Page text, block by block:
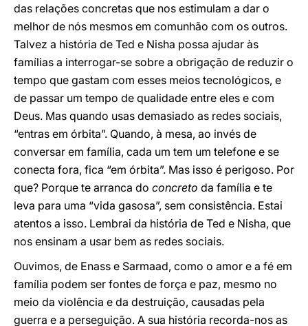
das relações concretas que nos estimulam a dar o
melhor de nós mesmos em comunhão com os outros.
Talvez a história de Ted e Nisha possa ajudar às
famílias a interrogar-se sobre a obrigação de reduzir o
tempo que gastam com esses meios tecnológicos, e
de passar um tempo de qualidade entre eles e com
Deus. Mas quando usas demasiado as redes sociais,
“entras em órbita”. Quando, à mesa, ao invés de
conversar em família, cada um tem um telefone e se
conecta fora, fica “em órbita”. Mas isso é perigoso. Por
que? Porque te arranca do concreto da família e te
leva para uma “vida gasosa”, sem consistência. Estai
atentos a isso. Lembrai da história de Ted e Nisha, que
nos ensinam a usar bem as redes sociais.
Ouvimos, de Enass e Sarmaad, como o amor e a fé em
família podem ser fontes de força e paz, mesmo no
meio da violência e da destruição, causadas pela
guerra e a perseguição. A sua história recorda-nos as